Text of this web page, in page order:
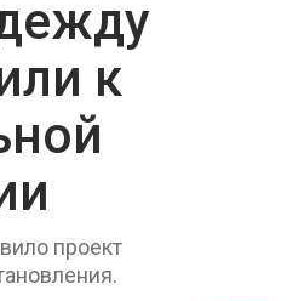
к
проект